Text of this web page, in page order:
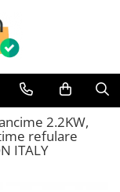
2.2KW,
refulare
ITALY